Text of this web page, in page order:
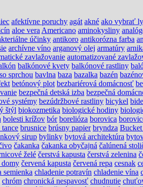
afektívne poruchy agát akné ako vybrať
aloe vera Americano aminokysliny
účinky antikoro antikorózna farba
archívne víno arganový olej armatúry
zavlažovanie automatizované
balkónové kvety balkónové rastliny
sprchou bavlna baza bazalka bazén
betónový plot bezbariérová domácnosť
bezpečná detská izba bezpečná
systémy bezúdržbové rastliny bicykel
štýl biokozmetika biologické hodiny
bolesti krížov bór borelióza borovica
tance brusnice brúsny papier bryndza
sirup bylinky bytová architektúra
čakanka čakanka obyčajná čalúnená
želé čerstvá kapusta čerstvá zelenina
domy červená kapusta červená repa cesnak
semienka chladenie potravín chladenie vína
chróm chronická nespavosť chudnutie